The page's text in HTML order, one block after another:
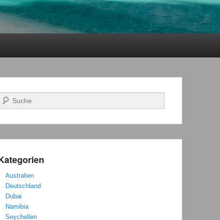
Suchen
Australien
Deutschland
Dubai
Namibia
Seychellen